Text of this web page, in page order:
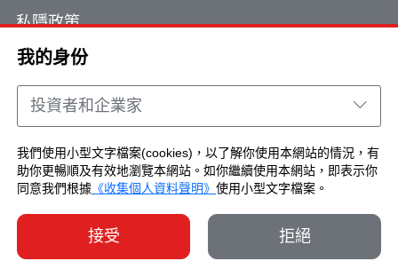
我的身份
投資者和企業家
我們使用小型文字檔案(cookies)，以了解你使用本網站的情況，有
助你更暢順及有效地瀏覽本網站。如你繼續使用本網站，即表示你
同意我們根據 《收集個人資料聲明》 使用小型文字檔案。
接受 拒絕
私隱政策
使用小型文字檔案
網頁指南
聯絡我們
Copyright © Brand Hong Kong. All Rights
Reserved.